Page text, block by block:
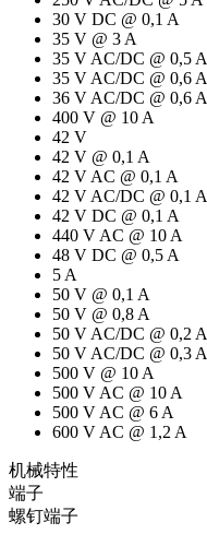
30 V DC @ 0,1 A
35 V @ 3 A
35 V AC/DC @ 0,5 A
35 V AC/DC @ 0,6 A
36 V AC/DC @ 0,6 A
400 V @ 10 A
42 V
42 V @ 0,1 A
42 V AC @ 0,1 A
42 V AC/DC @ 0,1 A
42 V DC @ 0,1 A
440 V AC @ 10 A
48 V DC @ 0,5 A
5 A
50 V @ 0,1 A
50 V @ 0,8 A
50 V AC/DC @ 0,2 A
50 V AC/DC @ 0,3 A
500 V @ 10 A
500 V AC @ 10 A
500 V AC @ 6 A
600 V AC @ 1,2 A
机械特性
端子
螺钉端子